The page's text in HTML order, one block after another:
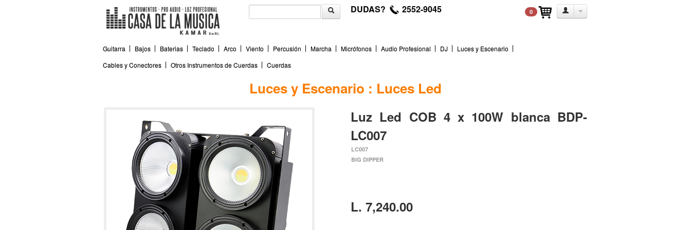
DUDAS? 2552-9045 0
Guitarra Bajos Baterias Teclado Arco Viento Percusión Marcha Micrófonos Audio Profesional DJ
Luces y Escenario
Cables y Conectores
Otros Instrumentos de Cuerdas Cuerdas
Luces y Escenario : Luces Led
Luz Led COB 4 x 100W blanca BDP-
LC007
LC007
BIG DIPPER
L. 7,240.00